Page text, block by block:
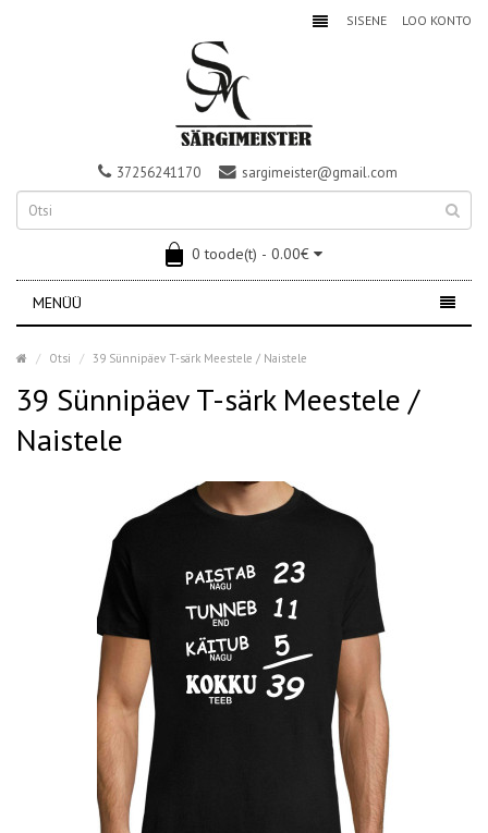
SISENE LOO KONTO
37256241170 sargimeister@gmail.com
0 toode(t) - 0.00€
MENÜÜ
Otsi 39 Sünnipäev T-särk Meestele / Naistele
39 Sünnipäev T-särk Meestele /
Naistele